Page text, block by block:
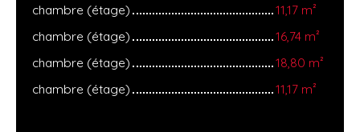
chambre (étage)
11,17 m²
chambre (étage)
16,74 m²
chambre (étage)
18,80 m²
chambre (étage)
11,17 m²